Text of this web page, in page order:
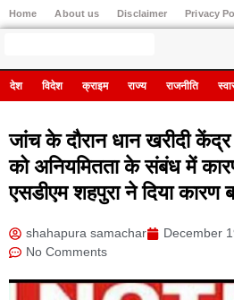
Home About us Disclaimer Privacy
देश विदेश क्राइम राज्य राजनीति
जांच के दौरान धान खरीदी
को अनियमितता के संबंध में
एसडीएम शहपुरा ने दिया कारण
shahapura samachar December
No Comments